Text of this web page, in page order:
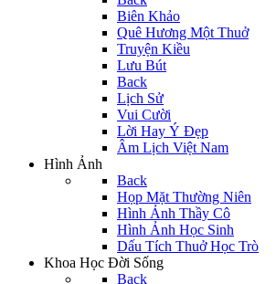
Biên Khảo
Quê Hương Một Thuở
Truyện Kiều
Lưu Bút
Back
Lịch Sử
Vui Cười
Lời Hay Ý Đẹp
Âm Lịch Việt Nam
Hình Ảnh
Back
Họp Mặt Thường Niên
Hình Ảnh Thầy Cô
Hình Ảnh Học Sinh
Dấu Tích Thuở Học Trò
Khoa Học Đời Sống
Back